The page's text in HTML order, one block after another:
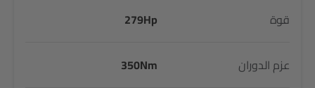
قوة 279Hp
عزم الدوران 350Nm